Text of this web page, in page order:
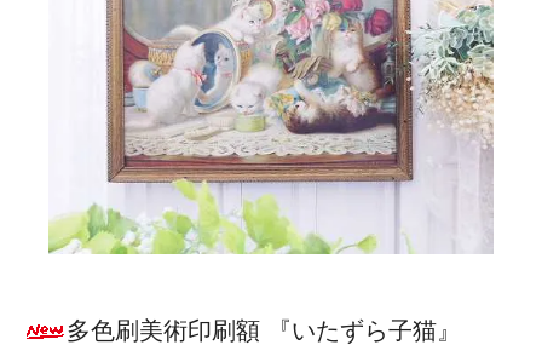
多色刷美術印刷額 『いたずら子猫』